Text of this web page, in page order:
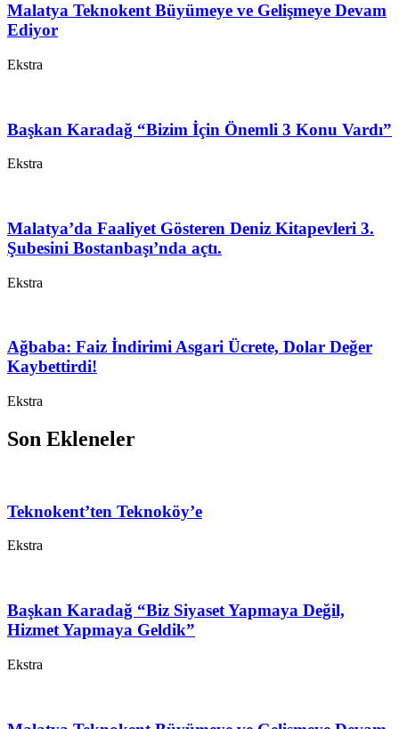
Malatya Teknokent Büyümeye ve Gelişmeye Devam
Ediyor
Ekstra
Başkan Karadağ “Bizim İçin Önemli 3 Konu Vardı”
Ekstra
Malatya’da Faaliyet Gösteren Deniz Kitapevleri 3.
Şubesini Bostanbaşı’nda açtı.
Ekstra
Ağbaba: Faiz İndirimi Asgari Ücrete, Dolar Değer
Kaybettirdi!
Ekstra
Son Ekleneler
Teknokent’ten Teknoköy’e
Ekstra
Başkan Karadağ “Biz Siyaset Yapmaya Değil,
Hizmet Yapmaya Geldik”
Ekstra